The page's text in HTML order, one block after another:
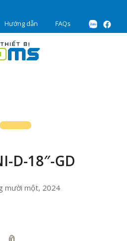
Hướng dẫn FAQs
D-18″-GD
mười một, 2024